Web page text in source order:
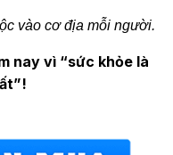
vào cơ địa mỗi người.
nay vì “sức khỏe là